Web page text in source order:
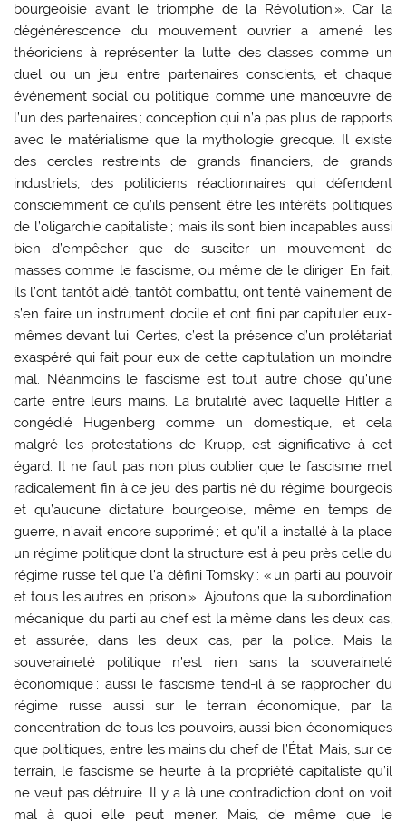
bourgeoisie avant le triomphe de la Révolution ». Car la
dégénérescence du mouvement ouvrier a amené les
théoriciens à représenter la lutte des classes comme un
duel ou un jeu entre partenaires conscients, et chaque
événement social ou politique comme une manœuvre de
l’un des partenaires ; conception qui n’a pas plus de rapports
avec le matérialisme que la mythologie grecque. Il existe
des cercles restreints de grands financiers, de grands
industriels, des politiciens réactionnaires qui défendent
consciemment ce qu’ils pensent être les intérêts politiques
de l’oligarchie capitaliste ; mais ils sont bien incapables aussi
bien d’empêcher que de susciter un mouvement de
masses comme le fascisme, ou même de le diriger. En fait,
ils l’ont tantôt aidé, tantôt combattu, ont tenté vainement de
s’en faire un instrument docile et ont fini par capituler eux-
mêmes devant lui. Certes, c’est la présence d’un prolétariat
exaspéré qui fait pour eux de cette capitulation un moindre
mal. Néanmoins le fascisme est tout autre chose qu’une
carte entre leurs mains. La brutalité avec laquelle Hitler a
congédié Hugenberg comme un domestique, et cela
malgré les protestations de Krupp, est significative à cet
égard. Il ne faut pas non plus oublier que le fascisme met
radicalement fin à ce jeu des partis né du régime bourgeois
et qu’aucune dictature bourgeoise, même en temps de
guerre, n’avait encore supprimé ; et qu’il a installé à la place
un régime politique dont la structure est à peu près celle du
régime russe tel que l’a défini Tomsky : « un parti au pouvoir
et tous les autres en prison ». Ajoutons que la subordination
mécanique du parti au chef est la même dans les deux cas,
et assurée, dans les deux cas, par la police. Mais la
souveraineté politique n’est rien sans la souveraineté
économique ; aussi le fascisme tend-il à se rapprocher du
régime russe aussi sur le terrain économique, par la
concentration de tous les pouvoirs, aussi bien économiques
que politiques, entre les mains du chef de l’État. Mais, sur ce
terrain, le fascisme se heurte à la propriété capitaliste qu’il
ne veut pas détruire. Il y a là une contradiction dont on voit
mal à quoi elle peut mener. Mais, de même que le